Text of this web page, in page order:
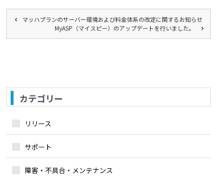
マッハプランのサーバー環境および料金体系の改定に関するお知らせ
MyASP（マイスピー）のアップデートを行いました。
カテゴリー
リリース
サポート
障害・不具合・メンテナンス